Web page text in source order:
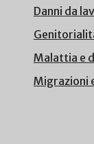
Danni da
Malattia e
Migrazioni